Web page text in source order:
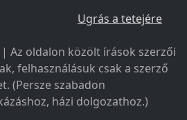
Ugrás a tetejére
Az oldalon közölt írások szerzői
felhasználásuk csak a szerző
(Persze szabadon
házi dolgozathoz.)